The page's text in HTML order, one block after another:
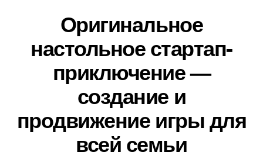
Оригинальное
настольное стартап-
приключение —
создание и
продвижение игры для
всей семьи